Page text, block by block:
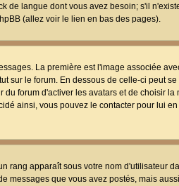
de langue dont vous avez besoin; s'il
(allez voir le lien en bas des pages).
La première est l'image associée
sur le forum. En dessous de celle-ci peut
forum d'activer les avatars et de choisir
ainsi, vous pouvez le contacter pour lui
rang apparaît sous votre nom d'utilisateur
messages que vous avez postés, mais